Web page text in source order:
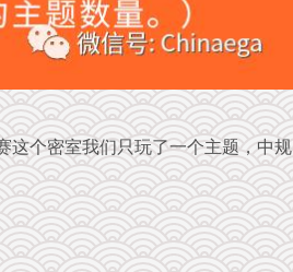
这个密室我们只玩了一个主题，中规